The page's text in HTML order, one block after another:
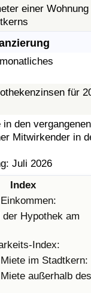
einer Wohnung
für
den
Mitwirkender in
Juli 2026
Index
Hypothek am
Index:
im Stadtkern:
außerhalb des
nach Land
Index
Index
Index nach
Index (aktuell)
Index nach